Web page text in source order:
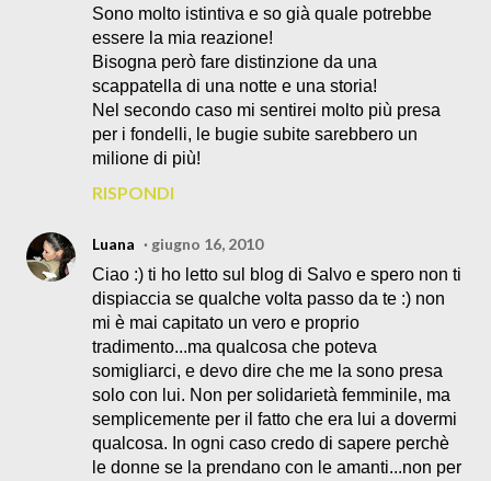
Sono molto istintiva e so già quale potrebbe
essere la mia reazione!
Bisogna però fare distinzione da una
scappatella di una notte e una storia!
Nel secondo caso mi sentirei molto più presa
per i fondelli, le bugie subite sarebbero un
milione di più!
RISPONDI
Luana
giugno 16, 2010
Ciao :) ti ho letto sul blog di Salvo e spero non ti
dispiaccia se qualche volta passo da te :) non
mi è mai capitato un vero e proprio
tradimento...ma qualcosa che poteva
somigliarci, e devo dire che me la sono presa
solo con lui. Non per solidarietà femminile, ma
semplicemente per il fatto che era lui a dovermi
qualcosa. In ogni caso credo di sapere perchè
le donne se la prendano con le amanti...non per